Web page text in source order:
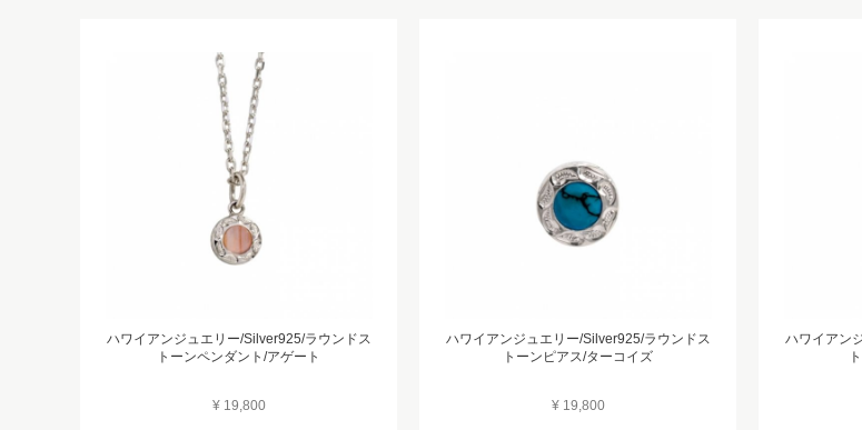
ハワイアンジュエリー/Silver925/ラウンドス
トーンペンダント/アゲート
¥ 19,800
ハワイアンジュエリー/Silver925/ラウンドス
トーンピアス/ターコイズ
¥ 19,800
ハワイアン